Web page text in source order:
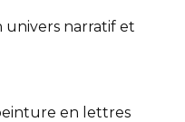
univers narratif et
en lettres